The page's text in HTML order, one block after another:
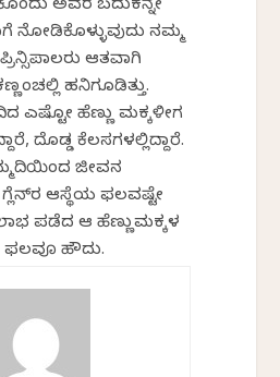
ಅವರ ಬದುಕನ್ನೇ
ನೋಡಿಕೊಳ್ಳುವುದು ನಮ್ಮ
ಆರ್ತವಾಗಿ
ಹನಿಗೂಡಿತ್ತು.
ಎಷ್ಟೋ ಹೆಣ್ಣು ಮಕ್ಕಳೀಗ
ದೊಡ್ಡ ಕೆಲಸಗಳಲ್ಲಿದ್ದಾರೆ.
ಜೀವನ
ಗ್ಲೆನ್‌ರ ಆಸ್ಥೆಯ ಫಲವಷ್ಟೇ
ಪಡೆದ ಆ ಹೆಣ್ಣುಮಕ್ಕಳ
ಹೌದು.